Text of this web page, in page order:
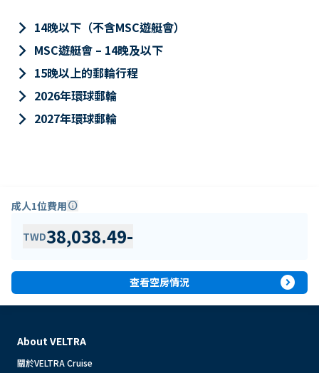
keyboard_arrow_right 14晚以下（不含MSC遊艇會）
keyboard_arrow_right MSC遊艇會 – 14晚及以下
keyboard_arrow_right 15晚以上的郵輪行程
keyboard_arrow_right 2026年環球郵輪
keyboard_arrow_right 2027年環球郵輪
成人1位費用info
TWD38,038.49-
查看空房情況 expand_circle_right
About VELTRA
關於VELTRA Cruise